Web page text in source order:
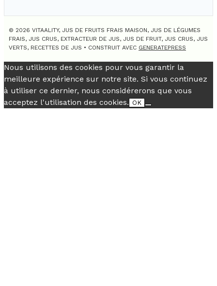
© 2026 VITAALITY, JUS DE FRUITS FRAIS MAISON, JUS DE LÉGUMES
FRAIS, JUS CRUS, EXTRACTEUR DE JUS, JUS DE FRUIT, JUS CRUS, JUS
VERTS, RECETTES DE JUS • CONSTRUIT AVEC GENERATEPRESS
Nous utilisons des cookies pour vous garantir la
meilleure expérience sur notre site. Si vous continuez
à utiliser ce dernier, nous considérerons que vous
acceptez l'utilisation des cookies. OK